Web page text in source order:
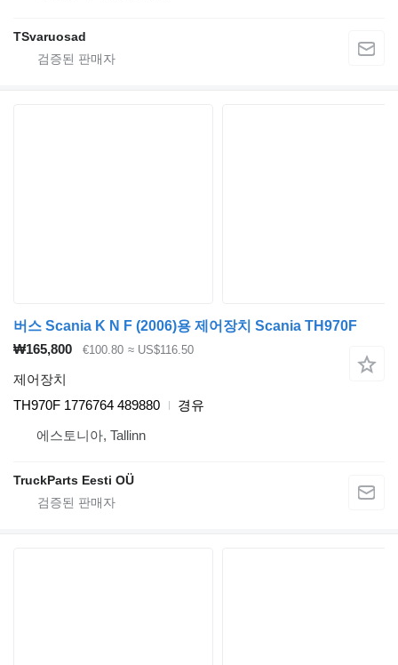
TSvaruosad
버스 Scania K N F (2006)용 제어장치 Scania TH970F
₩165,800
€100.80 ≈ US$116.50
제어장치
TH970F 1776764 489880
경유
에스토니아, Tallinn
TruckParts Eesti OÜ